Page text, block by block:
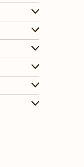
16
23